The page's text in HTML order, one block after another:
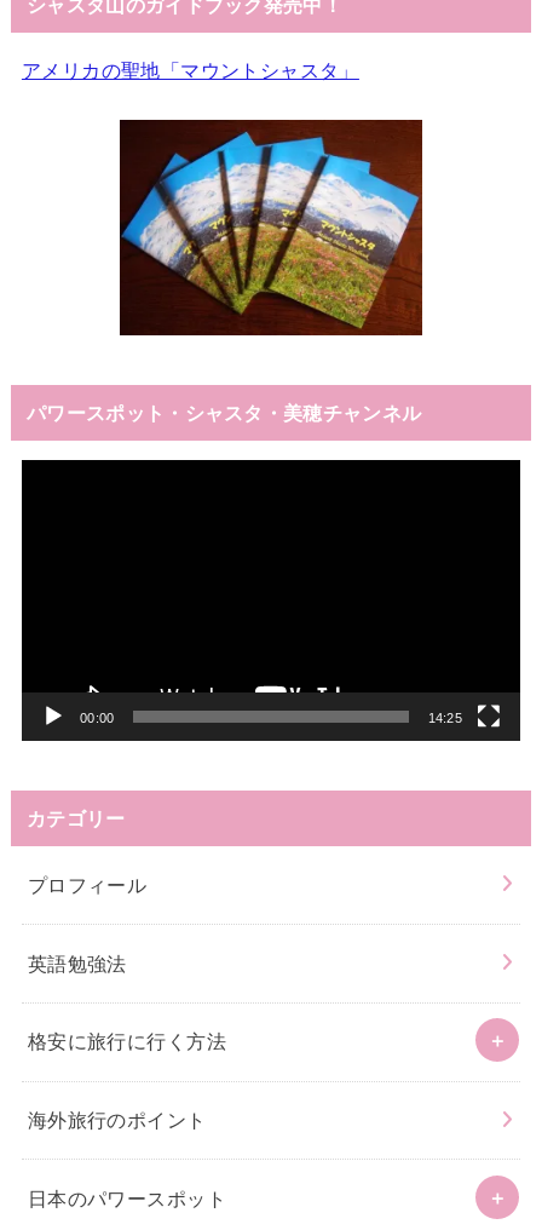
シャスタ山のガイドブック発売中！
アメリカの聖地「マウントシャスタ」
パワースポット・シャスタ・美穂チャンネル
00:00 14:25
カテゴリー
プロフィール
英語勉強法
格安に旅行に行く方法
海外旅行のポイント
日本のパワースポット